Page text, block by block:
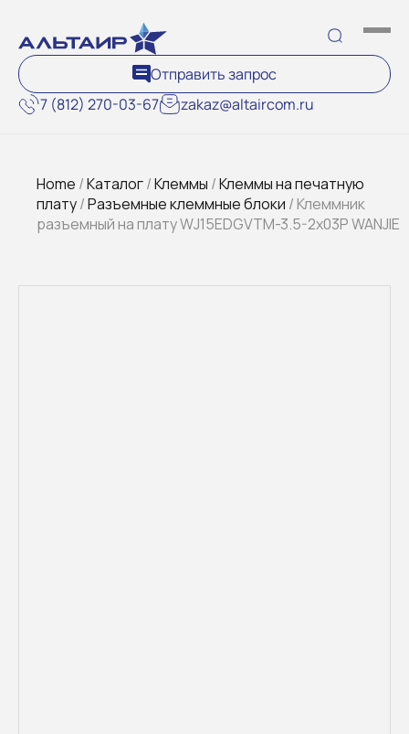
7 (812) 270-03-67 zakaz@altaircom.ru
Отправить запрос
Home /Каталог/Клеммы /Клеммы на печатную
плату/Разъемные клеммные блоки / Клеммник
разъемный на плату WJ15EDGVTM-3.5-2x03P WANJIE